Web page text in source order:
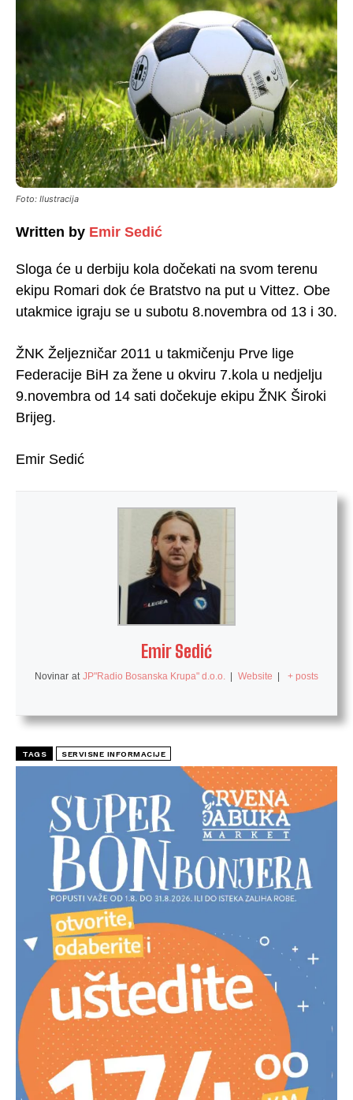
Foto: Ilustracija
Written by Emir Sedić
Sloga će u derbiju kola dočekati na svom terenu
ekipu Romari dok će Bratstvo na put u Vittez. Obe
utakmice igraju se u subotu 8.novembra od 13 i 30.
ŽNK Željezničar 2011 u takmičenju Prve lige
Federacije BiH za žene u okviru 7.kola u nedjelju
9.novembra od 14 sati dočekuje ekipu ŽNK Široki
Brijeg.
Emir Sedić
Emir Sedić
Novinar at JP"Radio Bosanska Krupa" d.o.o. | Website | + posts
TAGS SERVISNE INFORMACIJE